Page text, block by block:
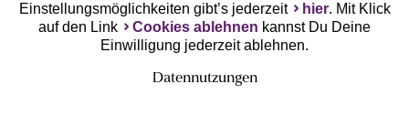
°Punkte sammeln
Einstellungsmöglichkeiten gibt’s jederzeit
hier. Mit Klick
auf den Link
Cookies ablehnen kannst Du Deine
Einwilligung jederzeit ablehnen.
Datennutzungen